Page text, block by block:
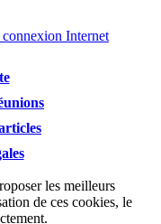
Internet
les meilleurs
de ces cookies, le